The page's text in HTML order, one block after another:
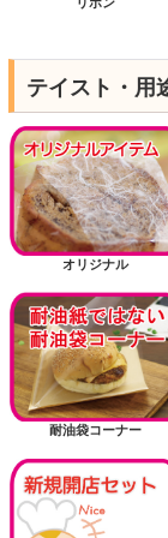
テイスト・用
オリジナル
耐油袋コーナー